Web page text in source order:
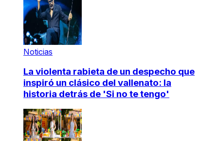
Noticias
La violenta rabieta de un despecho que
inspiró un clásico del vallenato: la
historia detrás de 'Si no te tengo'